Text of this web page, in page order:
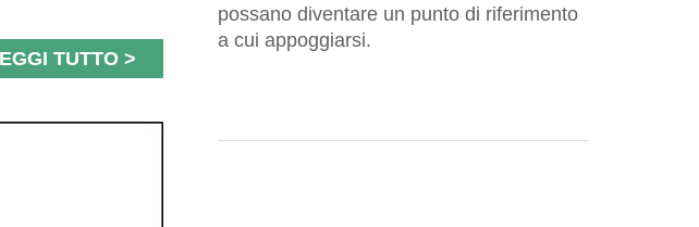
TUTTO >
possano diventare un punto di riferimento
a cui appoggiarsi.